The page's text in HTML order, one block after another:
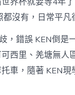
都沒有，日常平凡
，錯誤 KEN倒
西里、羌塘無人
車，隨著 KEN